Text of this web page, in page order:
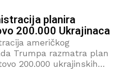
planira
200.000 Ukrajinaca
američkog
Trumpa razmatra plan
200.000 ukrajinskih